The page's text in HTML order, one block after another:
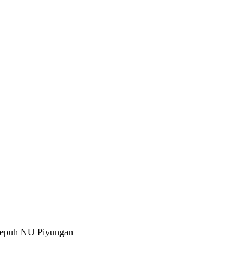
NU Piyungan